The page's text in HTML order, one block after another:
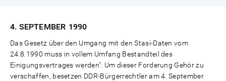
4. SEPTEMBER 1990
Das Gesetz über den Umgang mit den Stasi-Daten vom
24.8.1990 muss in vollem Umfang Bestandteil des
Einigungsvertrages werden": Um dieser Forderung Gehör zu
verschaffen, besetzen DDR-Bürgerrechtler am 4. September